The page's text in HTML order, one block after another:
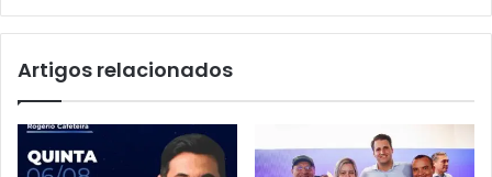
m
llArtigos relacionados